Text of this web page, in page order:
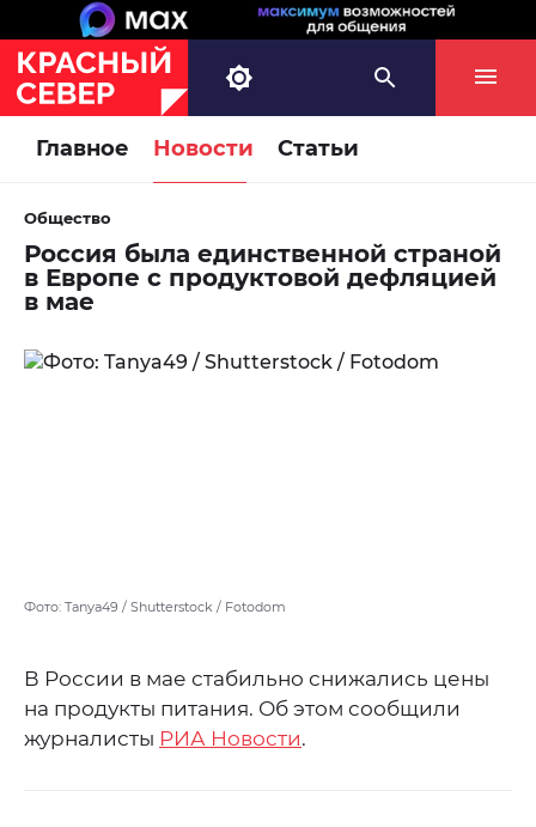
Главное Новости Статьи
Общество
Россия была единственной страной
в Европе с продуктовой дефляцией
в мае
Фото: Tanya49 / Shutterstock / Fotodom
В России в мае стабильно снижались цены
на продукты питания. Об этом сообщили
журналисты РИА Новости.